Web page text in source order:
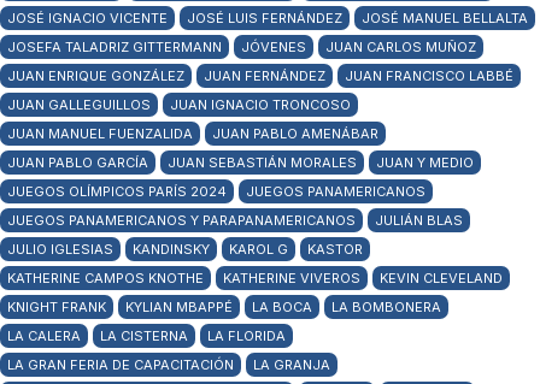
JOSÉ IGNACIO VICENTE
JOSÉ LUIS FERNÁNDEZ
JOSÉ MANUEL BELLALTA
JOSEFA TALADRIZ GITTERMANN
JÓVENES
JUAN CARLOS MUÑOZ
JUAN ENRIQUE GONZÁLEZ
JUAN FERNÁNDEZ
JUAN FRANCISCO LABBÉ
JUAN GALLEGUILLOS
JUAN IGNACIO TRONCOSO
JUAN MANUEL FUENZALIDA
JUAN PABLO AMENÁBAR
JUAN PABLO GARCÍA
JUAN SEBASTIÁN MORALES
JUAN Y MEDIO
JUEGOS OLÍMPICOS PARÍS 2024
JUEGOS PANAMERICANOS
JUEGOS PANAMERICANOS Y PARAPANAMERICANOS
JULIÁN BLAS
JULIO IGLESIAS
KANDINSKY KAROL G
KASTOR
KATHERINE CAMPOS KNOTHE
KATHERINE VIVEROS
KEVIN CLEVELAND
KNIGHT FRANK
KYLIAN MBAPPÉ LA BOCA
LA BOMBONERA
LA CALERA
LA CISTERNA
LA FLORIDA
LA GRAN FERIA DE CAPACITACIÓN
LA GRANJA